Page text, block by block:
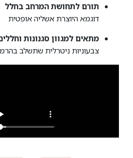
תורם לתחושת המרחב בחלל
דוגמא היוצרת אשליה אופטית
מתאים למגוון סגנונות
צבעוניות ניטרלית שתשלב